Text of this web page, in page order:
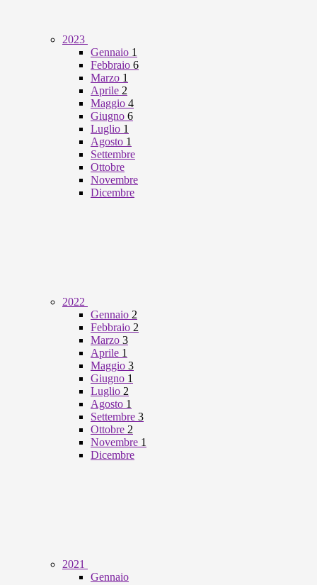
2023
Gennaio 1
Febbraio 6
Marzo 1
Aprile 2
Maggio 4
Giugno 6
Luglio 1
Agosto 1
Settembre
Ottobre
Novembre
Dicembre
2022
Gennaio 2
Febbraio 2
Marzo 3
Aprile 1
Maggio 3
Giugno 1
Luglio 2
Agosto 1
Settembre 3
Ottobre 2
Novembre 1
Dicembre
2021
Gennaio